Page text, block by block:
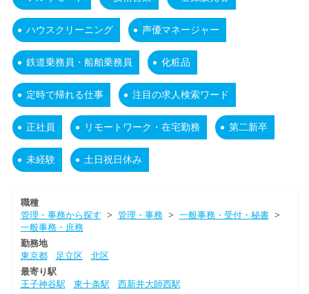
ハウスクリーニング 声優マネージャー
鉄道乗務員・船舶乗務員 化粧品
定時で帰れる仕事 注目の求人検索ワード
正社員 リモートワーク・在宅勤務 第二新卒
未経験 土日祝日休み
職種
管理・事務から探す > 管理・事務> 一般事務・受付・秘書>
一般事務・庶務
勤務地
東京都
足立区
北区
最寄り駅
王子神谷駅
東十条駅
西新井大師西駅